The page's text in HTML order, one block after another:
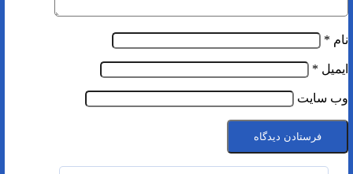
نام *
ایمیل *
وب‌ سایت